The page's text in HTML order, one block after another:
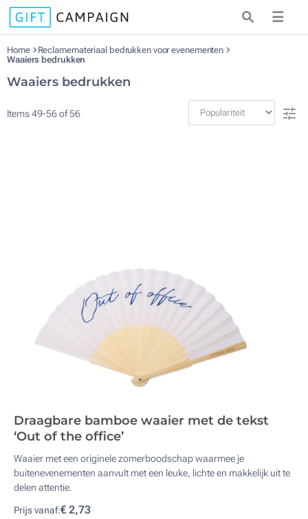
☰
Home
Reclamemateriaal bedrukken voor evenementen
Waaiers bedrukken
Waaiers bedrukken
Items49-56of56
Draagbare bamboe waaier met de tekst
‘Out of the office’
Waaier met een originele zomerboodschap waarmee je
buitenevenementen aanvult met een leuke, lichte en makkelijk uit te
delen attentie.
Prijs vanaf:€ 2,73